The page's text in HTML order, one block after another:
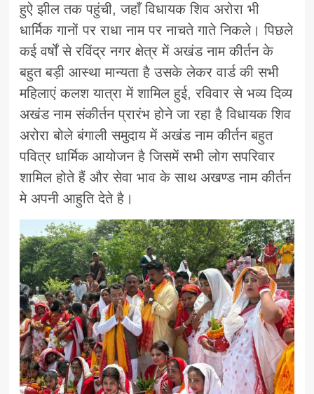
हुऐ झील तक पहुंची, जहाँ विधायक शिव अरोरा भी
धार्मिक गानों पर राधा नाम पर नाचते गाते निकले। पिछले
कई वर्षों से रविंद्र नगर क्षेत्र में अखंड नाम कीर्तन के
बहुत बड़ी आस्था मान्यता है उसके लेकर वार्ड की सभी
महिलाएं कलश यात्रा में शामिल हुई, रविवार से भव्य दिव्य
अखंड नाम संकीर्तन प्रारंभ होने जा रहा है विधायक शिव
अरोरा बोले बंगाली समुदाय में अखंड नाम कीर्तन बहुत
पवित्र धार्मिक आयोजन है जिसमें सभी लोग सपरिवार
शामिल होते हैं और सेवा भाव के साथ अखण्ड नाम कीर्तन
मे अपनी आहुति देते है।